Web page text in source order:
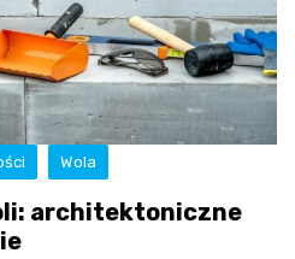
Wola
architektoniczne